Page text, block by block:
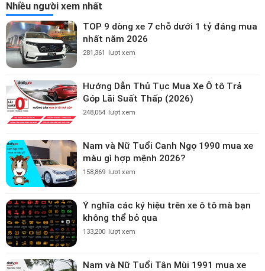
Nhiều người xem nhất
TOP 9 dòng xe 7 chỗ dưới 1 tỷ đáng mua
nhất năm 2026
281,361 lượt xem
Hướng Dẫn Thủ Tục Mua Xe Ô tô Trả
Góp Lãi Suất Thấp (2026)
248,054 lượt xem
Nam và Nữ Tuổi Canh Ngọ 1990 mua xe
màu gì hợp mệnh 2026?
158,869 lượt xem
Ý nghĩa các ký hiệu trên xe ô tô mà bạn
không thể bỏ qua
133,200 lượt xem
Nam và Nữ Tuổi Tân Mùi 1991 mua xe